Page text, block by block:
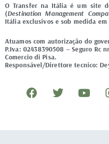
O Transfer na Itália é um site
(Destination Management
Itália exclusivos e sob medida em
Atuamos com autorização do
P.Iva: 02438390508 – Seguro Rc
Comercio di Pisa.
Responsável/Direttore tecnico:
F
a
e
T
w
t
Y
o
t